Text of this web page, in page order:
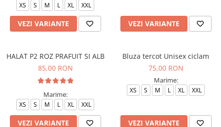
XS S M L XL XXL
VEZI VARIANTE VEZI VARIANTE
HALAT P2 ROZ PRAFUIT SI ALB
85,00 RON
Marime:
XS S M L XL XXL
VEZI VARIANTE
Bluza tercot Unisex ciclam
75,00 RON
Marime:
XS S M L XL XXL
VEZI VARIANTE